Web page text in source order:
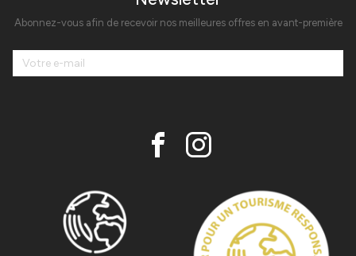
Abonnez-vous afin de recevoir nos meilleures offres en avant-première